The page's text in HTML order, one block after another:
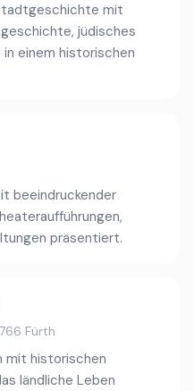
mit
jüdisches
einem historischen
beeindruckender
präsentiert.
Fürth
mit historischen
ländliche Leben